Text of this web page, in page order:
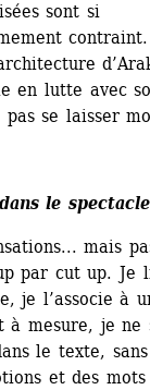
sont si
contraint.
en lutte avec
se laisser
le
mais
par cut up. Je
je l’associe à
mesure, je ne
le texte, sans
et des mots